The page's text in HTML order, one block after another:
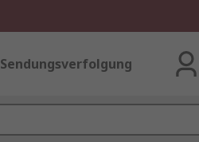
Sendungsverfolgung